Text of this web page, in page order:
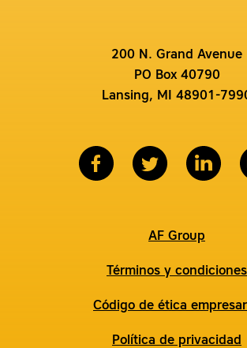
200 N. Grand Avenue
PO Box 40790
Lansing, MI 48901-
AF Group
Términos y condiciones
Código de ética
Política de privacidad